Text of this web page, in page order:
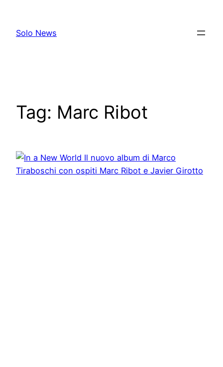
content
Solo News
Tag: Marc Ribot